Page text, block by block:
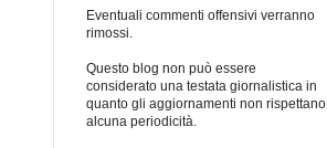
Eventuali commenti offensivi verranno
rimossi.
Questo blog non può essere
considerato una testata giornalistica in
quanto gli aggiornamenti non rispettano
alcuna periodicità.